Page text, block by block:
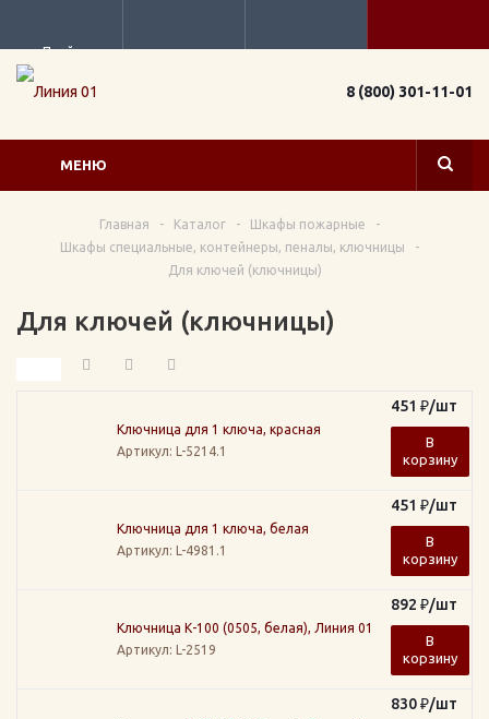
Прайс
8 (800) 301-11-01
МЕНЮ
Главная - Каталог - Шкафы пожарные
-
Шкафы специальные, контейнеры, пеналы, ключницы
-
Для ключей (ключницы)
Для ключей (ключницы)
Ключница для 1 ключа, красная
Артикул: L-5214.1
451 ₽/шт
В
корзину
Ключница для 1 ключа, белая
Артикул: L-4981.1
451 ₽/шт
В
корзину
Ключница К-100 (0505, белая), Линия 01
Артикул: L-2519
892 ₽/шт
В
корзину
830₽/шт